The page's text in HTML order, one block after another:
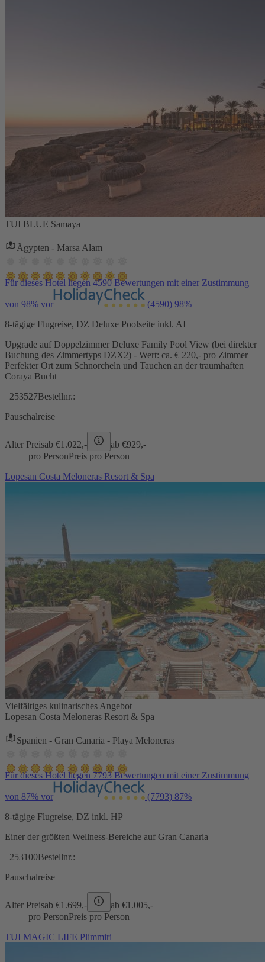
TUI BLUE Samaya
Ägypten - Marsa Alam
Für dieses Hotel liegen 4590 Bewertungen mit einer Zustimmung
von 98% vor (4590) 98%
8-tägige Flugreise, DZ Deluxe Poolseite inkl. AI
Upgrade auf Doppelzimmer Deluxe Family Pool View (bei direkter
Buchung des Zimmertyps DZX2) - Wert: ca. € 220,- pro Zimmer
Perfekter Ort zum Schnorcheln und Tauchen an der traumhaften
Coraya Bucht
253527Bestellnr.:
Pauschalreise
Alter Preisab €1.022,- ab €929,-
pro PersonPreis pro Person
Lopesan Costa Meloneras Resort & Spa
Vielfältiges kulinarisches Angebot
Lopesan Costa Meloneras Resort & Spa
Spanien - Gran Canaria - Playa Meloneras
Für dieses Hotel liegen 7793 Bewertungen mit einer Zustimmung
von 87% vor (7793) 87%
8-tägige Flugreise, DZ inkl. HP
Einer der größten Wellness-Bereiche auf Gran Canaria
253100Bestellnr.:
Pauschalreise
Alter Preisab €1.699,- ab €1.005,-
pro PersonPreis pro Person
TUI MAGIC LIFE Plimmiri